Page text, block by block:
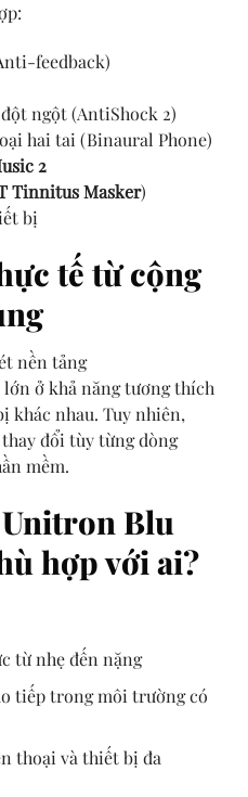
feedback)
ngột (AntiShock 2)
hai tai (Binaural Phone)
2
Tinnitus Masker)
bị
tế từ cộng
nền tảng
ở khả năng tương thích
khác nhau. Tuy nhiên,
đổi tùy từng dòng
mềm.
Blu
hợp với ai?
từ nhẹ đến nặng
tiếp trong môi trường có
thoại và thiết bị đa